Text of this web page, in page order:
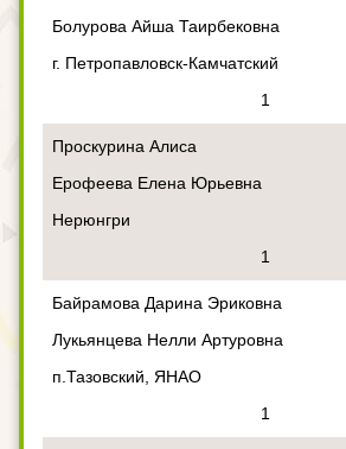
Болурова Айша Таирбековна
г. Петропавловск-Камчатский
1
Проскурина Алиса
Ерофеева Елена Юрьевна
Нерюнгри
1
Байрамова Дарина Эриковна
Лукьянцева Нелли Артуровна
п.Тазовский, ЯНАО
1